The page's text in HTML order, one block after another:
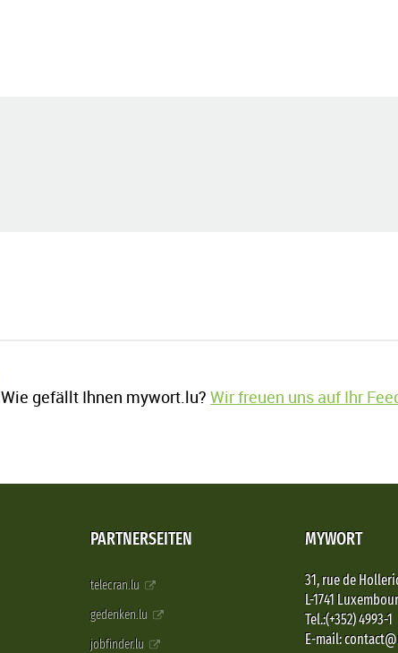
Wie gefällt Ihnen mywort.lu?Wir freuen uns auf Ihr
PARTNERSEITEN
telecran.lu
gedenken.lu
jobfinder.lu
MYWORT
31, rue de
L-1741
Tel.:(+352) 4993-1
E-mail: